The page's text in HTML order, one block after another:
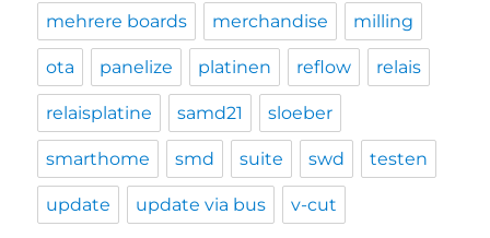
mehrere boards merchandise milling
ota panelize platinen reflow relais
relaisplatine samd21 sloeber
smarthome smd suite swd testen
update update via bus v-cut